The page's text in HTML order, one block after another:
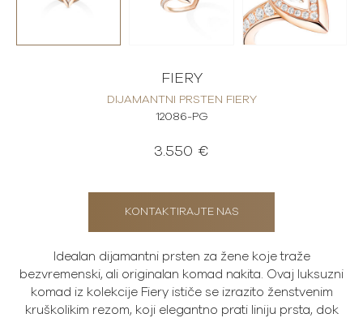
FIERY
DIJAMANTNI PRSTEN FIERY
12086-PG
3.550 €
KONTAKTIRAJTE NAS
Idealan dijamantni prsten za žene koje traže
bezvremenski, ali originalan komad nakita. Ovaj luksuzni
komad iz kolekcije Fiery ističe se izrazito ženstvenim
kruškolikim rezom, koji elegantno prati liniju prsta, dok